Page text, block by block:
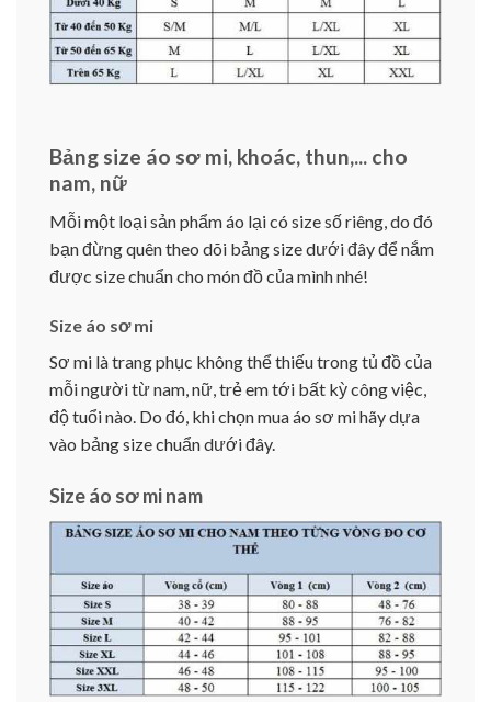
Bảng size áo sơ mi, khoác, thun,... cho
nam, nữ
Mỗi một loại sản phẩm áo lại có size số riêng, do đó
bạn đừng quên theo dõi bảng size dưới đây để nắm
được size chuẩn cho món đồ của mình nhé!
Size áo sơ mi
Sơ mi là trang phục không thể thiếu trong tủ đồ của
mỗi người từ nam, nữ, trẻ em tới bất kỳ công việc,
độ tuổi nào. Do đó, khi chọn mua áo sơ mi hãy dựa
vào bảng size chuẩn dưới đây.
Size áo sơ mi nam